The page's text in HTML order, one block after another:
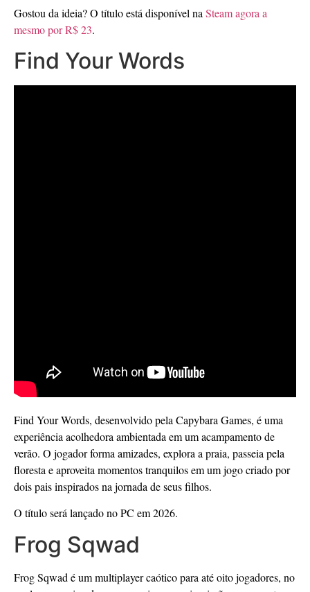
Gostou da ideia? O título está disponível na Steam agora a
mesmo por R$ 23.
Find Your Words
Find Your Words, desenvolvido pela Capybara Games, é uma
experiência acolhedora ambientada em um acampamento de
verão. O jogador forma amizades, explora a praia, passeia pela
floresta e aproveita momentos tranquilos em um jogo criado por
dois pais inspirados na jornada de seus filhos.
O título será lançado no PC em 2026.
Frog Sqwad
Frog Sqwad é um multiplayer caótico para até oito jogadores, no